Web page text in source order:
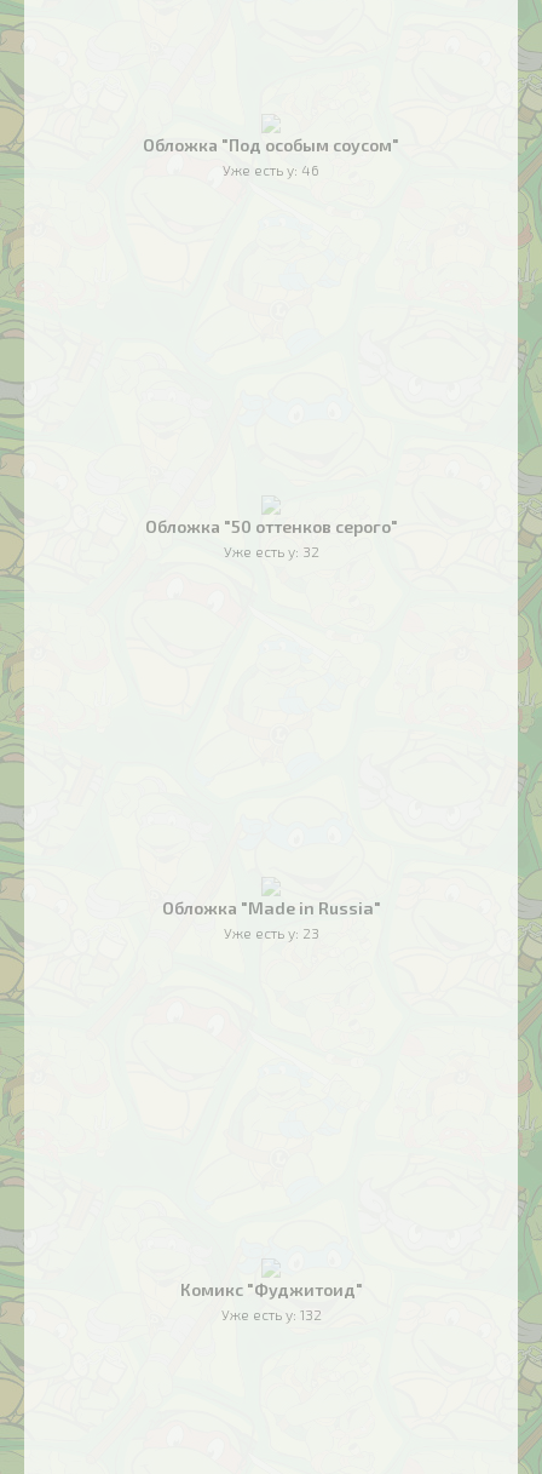
Обложка "Под особым соусом"
Уже есть у: 46
Обложка "50 оттенков серого"
Уже есть у: 32
Обложка "Made in Russia"
Уже есть у: 23
Комикс "Фуджитоид"
Уже есть у: 132